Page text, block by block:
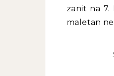
zanit na
maletan